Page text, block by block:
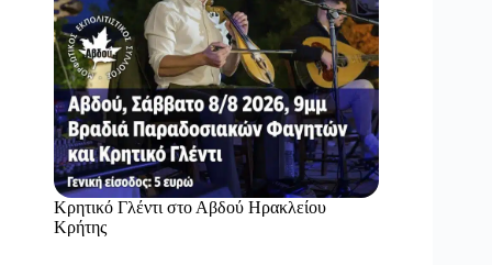
Κρητικό Γλέντι στο Αβδού Ηρακλείου
Κρήτης